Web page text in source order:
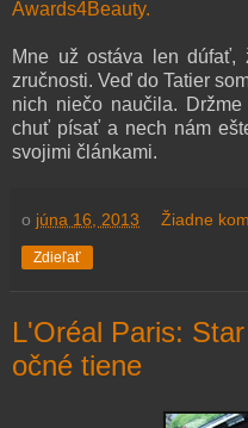
Awards4Beauty.
Mne už ostáva len
zručnosti. Veď do Tatier
nich niečo naučila.
chuť písať a nech nám
svojimi článkami.
o júna 16, 2013 Žiadne
Zdieľať
L'Oréal Paris:
očné tiene